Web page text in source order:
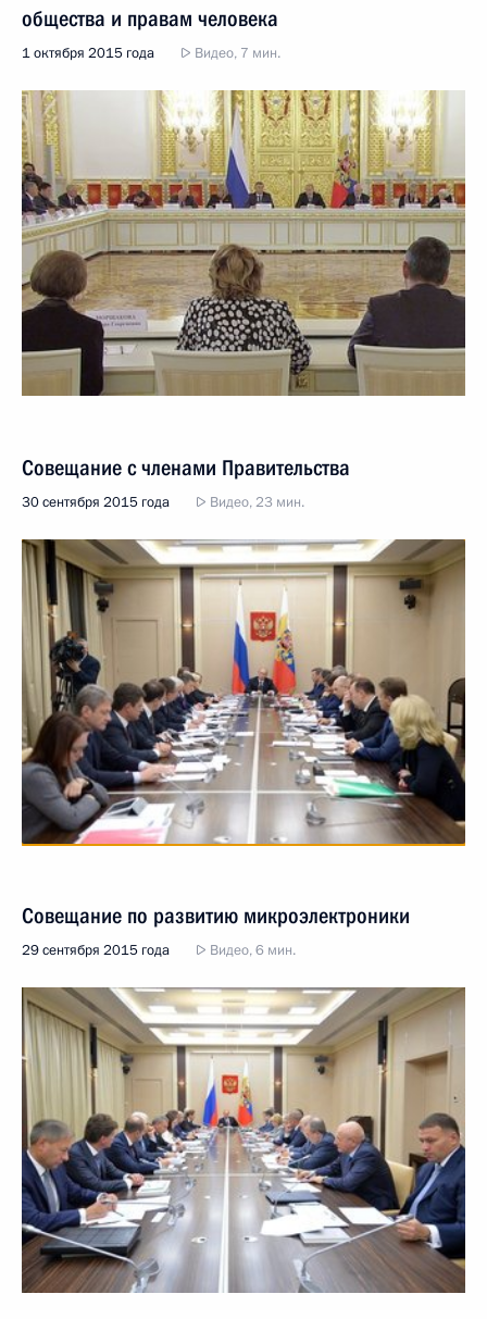
общества и правам человека
1 октября 2015 года Видео, 7 мин.
Совещание с членами Правительства
30 сентября 2015 года Видео, 23 мин.
Совещание по развитию микроэлектроники
29 сентября 2015 года Видео, 6 мин.